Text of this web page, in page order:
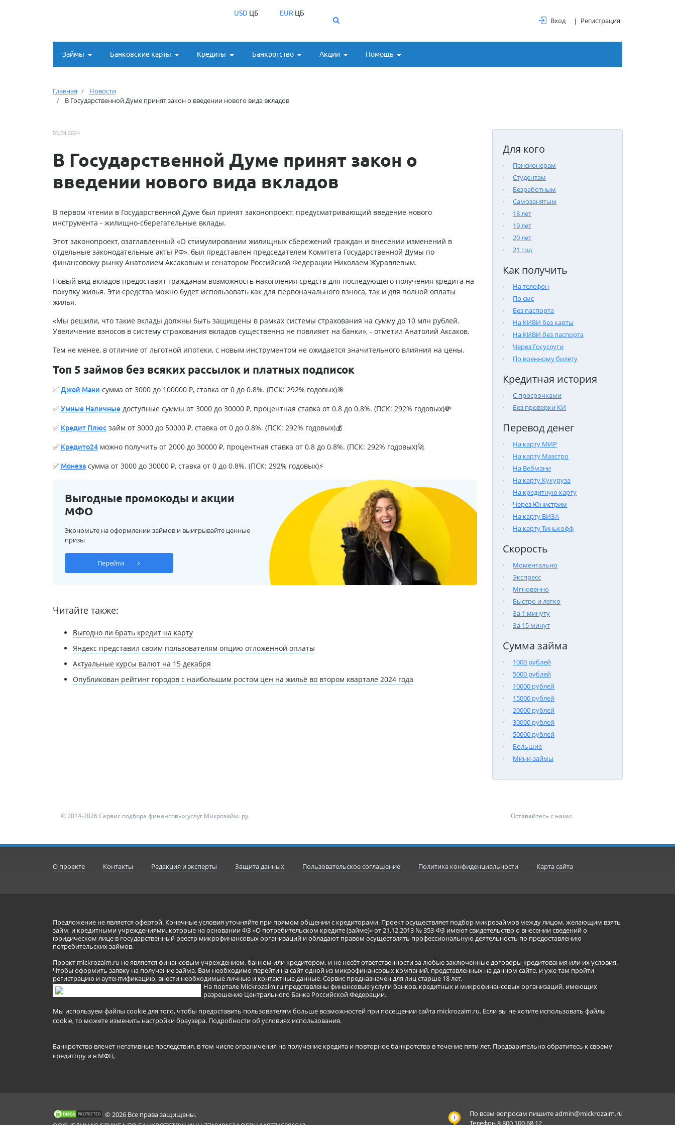
USDЦБ EUR ЦБ
Вход Регистрация
Займы Банковские карты Кредиты Банкротство Акции Помощь
Главная
Новости
В Государственной Думе принят закон о введении нового вида вкладов
Для кого
Пенсионерам
Студентам
Безработным
Самозанятым
18 лет
19 лет
20 лет
21 год
Как получить
На телефон
По смс
Без паспорта
На КИВИ без карты
На КИВИ без паспорта
Через Госуслуги
По военному билету
Кредитная история
С просрочками
Без проверки КИ
Перевод денег
На карту МИР
На карту Маэстро
На Вебмани
На карту Кукуруза
На кредитную карту
Через Юнистрим
На карту ВИЗА
На карту Тинькофф
Скорость
Моментально
Экспресс
Мгновенно
Быстро и легко
За 1 минуту
За 15 минут
Сумма займа
1000 рублей
5000 рублей
10000 рублей
15000 рублей
20000 рублей
30000 рублей
50000 рублей
Большие
Мини-займы
03.04.2024
В Государственной Думе принят закон о
введении нового вида вкладов
В первом чтении в Государственной Думе был принят законопроект, предусматривающий введение нового
инструмента - жилищно-сберегательные вклады.
Этот законопроект, озаглавленный «О стимулировании жилищных сбережений граждан и внесении изменений в
отдельные законодательные акты РФ», был представлен председателем Комитета Государственной Думы по
финансовому рынку Анатолием Аксаковым и сенатором Российской Федерации Николаем Журавлевым.
Новый вид вкладов предоставит гражданам возможность накопления средств для последующего получения кредита на
покупку жилья. Эти средства можно будет использовать как для первоначального взноса, так и для полной оплаты
жилья.
«Мы решили, что такие вклады должны быть защищены в рамках системы страхования на сумму до 10 млн рублей.
Увеличение взносов в систему страхования вкладов существенно не повлияет на банки», - отметил Анатолий Аксаков.
Тем не менее, в отличие от льготной ипотеки, с новым инструментом не ожидается значительного влияния на цены.
Топ 5 займов без всяких рассылок и платных подписок
✅ Джой Мани сумма от 3000 до 100000 ₽, ставка от 0 до 0.8%. (ПСК: 292% годовых)🎯
✅ Умные Наличныедоступные суммы от 3000 до 30000 ₽, процентная ставка от 0.8 до 0.8%. (ПСК: 292% годовых)💸
✅ Кредит Плюсзайм от 3000 до 50000 ₽, ставка от 0 до 0.8%. (ПСК: 292% годовых)💰
✅ Кредито24можно получить от 2000 до 30000 ₽, процентная ставка от 0.8 до 0.8%. (ПСК: 292% годовых)🚀
✅ Монезасумма от 3000 до 30000 ₽, ставка от 0 до 0.8%. (ПСК: 292% годовых)⚡
Выгодные промокоды и акции
МФО
Экономьте на оформлении займов и выигрывайте ценные
призы
Перейти
Читайте также:
Выгодно ли брать кредит на карту
Яндекс представил своим пользователям опцию отложенной оплаты
Актуальные курсы валют на 15 декабря
Опубликован рейтинг городов с наибольшим ростом цен на жильё во втором квартале 2024 года
© 2014-2026 Сервис подбора финансовых услуг Микрозайм. ру. Оставайтесь с нами:
О проекте Контакты Редакция и эксперты Защита данных Пользовательское соглашение Политика конфиденциальности Карта сайта
Предложение не является офертой. Конечные условия уточняйте при прямом общении с кредиторами. Проект осуществляет подбор микрозаймов между лицом, желающим взять
займ, и кредитными учреждениями, которые на основании ФЗ «О потребительском кредите (займе)» от 21.12.2013 № 353-ФЗ имеют свидетельство о внесении сведений о
юридическом лице в государственный реестр микрофинансовых организаций и обладают правом осуществлять профессиональную деятельность по предоставлению
потребительских займов.
Проект mickrozaim.ru не является финансовым учреждением, банком или кредитором, и не несёт ответственности за любые заключенные договоры кредитования или их условия.
Чтобы оформить заявку на получение займа, Вам необходимо перейти на сайт одной из микрофинансовых компаний, представленных на данном сайте, и уже там пройти
регистрацию и аутентификацию, внести необходимые личные и контактные данные. Сервис предназначен для лиц старше 18 лет.
На портале Mickrozaim.ru представлены финансовые услуги банков, кредитных и микрофинансовых организаций, имеющих
разрешение Центрального Банка Российской Федерации.
Мы используем файлы cookie для того, чтобы предоставить пользователям больше возможностей при посещении сайта mickrozaim.ru. Если вы не хотите использовать файлы
cookie, то можете изменить настройки браузера. Подробности об условиях использования.
Банкротство влечет негативные последствия, в том числе ограничения на получение кредита и повторное банкротство в течение пяти лет. Предварительно обратитесь к своему
кредитору и в МФЦ.
По всем вопросам пишитеadmin@mickrozaim.ru
Телефон 8 800 100 68 12
© 2026 Все права защищены.